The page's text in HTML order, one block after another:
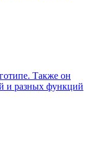
Также он
и разных функций